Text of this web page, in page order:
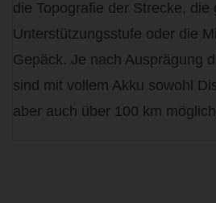
die Topografie der Strecke, die
Unterstützungsstufe oder die
Gepäck. Je nach Ausprägung
sind mit vollem Akku sowohl
aber auch über 100 km